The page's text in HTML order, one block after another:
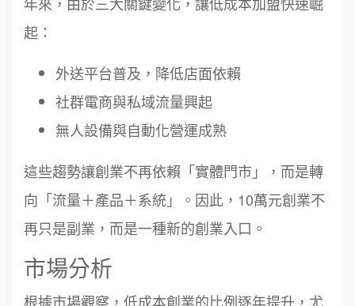
起：
外送平台普及，降低店面依賴
社群電商與私域流量興起
無人設備與自動化營運成熟
這些趨勢讓創業不再依賴「實體門市」，而是轉
向「流量＋產品＋系統」。因此，10萬元創業不
再只是副業，而是一種新的創業入口。
市場分析
根據市場觀察，低成本創業的比例逐年提升，尤